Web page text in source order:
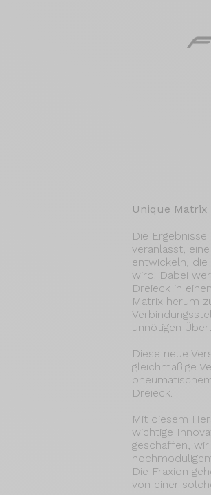
Unique Matrix
Die
veranlasst,
entwickeln, die
wird. Dabei
Dreieck in
Matrix herum
unnötigen
Diese neue
gleichmäßige
Dreieck.
Mit diesem
wichtige
geschaffen,
Die Fraxion
von einer